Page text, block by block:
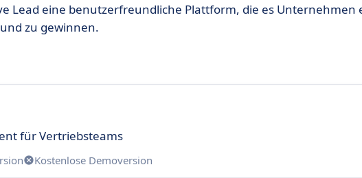
Lead eine benutzerfreundliche Plattform, die es Unternehmen
zu gewinnen.
für Vertriebsteams
Kostenlose Demoversion